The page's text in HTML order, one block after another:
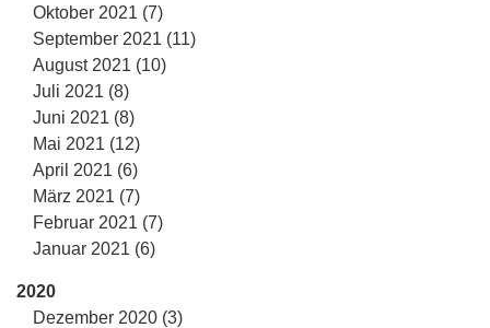
Oktober 2021 (7)
September 2021 (11)
August 2021 (10)
Juli 2021 (8)
Juni 2021 (8)
Mai 2021 (12)
April 2021 (6)
März 2021 (7)
Februar 2021 (7)
Januar 2021 (6)
2020
Dezember 2020 (3)